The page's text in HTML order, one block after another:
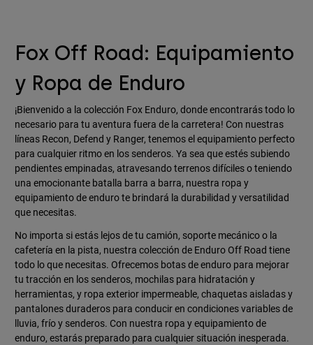
Fox Off Road: Equipamiento
y Ropa de Enduro
¡Bienvenido a la colección Fox Enduro, donde encontrarás todo lo
necesario para tu aventura fuera de la carretera! Con nuestras
líneas Recon, Defend y Ranger, tenemos el equipamiento perfecto
para cualquier ritmo en los senderos. Ya sea que estés subiendo
pendientes empinadas, atravesando terrenos difíciles o teniendo
una emocionante batalla barra a barra, nuestra ropa y
equipamiento de enduro te brindará la durabilidad y versatilidad
que necesitas.
No importa si estás lejos de tu camión, soporte mecánico o la
cafetería en la pista, nuestra colección de Enduro Off Road tiene
todo lo que necesitas. Ofrecemos botas de enduro para mejorar
tu tracción en los senderos, mochilas para hidratación y
herramientas, y ropa exterior impermeable, chaquetas aisladas y
pantalones duraderos para conducir en condiciones variables de
lluvia, frío y senderos. Con nuestra ropa y equipamiento de
enduro, estarás preparado para cualquier situación inesperada.